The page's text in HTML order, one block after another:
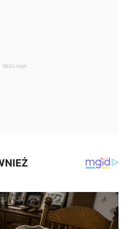
REKLAMA